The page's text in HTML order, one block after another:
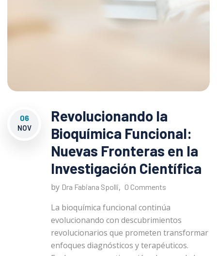
06
NOV
Revolucionando la
Bioquímica Funcional:
Nuevas Fronteras en la
Investigación Científica
by Dra Fabiana Spolli, 0 Comments
La bioquímica funcional continúa
evolucionando con descubrimientos
revolucionarios que prometen transformar
enfoques diagnósticos y terapéuticos.